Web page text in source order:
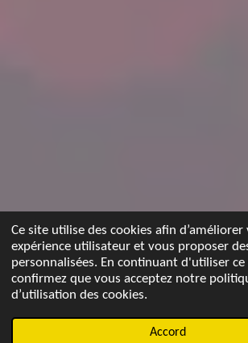
Ce site utilise des cookies afin d’améliorer
expérience utilisateur et vous proposer
personnalisées. En continuant d'utiliser ce
confirmez que vous acceptez notre
d’utilisation des cookies.
Accord